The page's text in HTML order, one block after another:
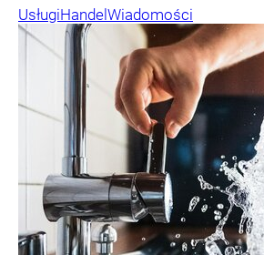
UsługiHandel Wiadomości